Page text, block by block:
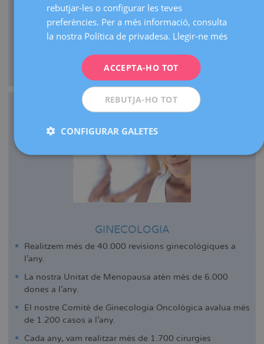
Com a centre de referència, fem més de 3.000 visites
d'embarassos d'alt risc a l'any.
Comptem amb una UCI neonatal de nivell III que atén
naixements de prematurs extrems de qualsevol edat
GINECOLOGIA
Realitzem més de 40.000 revisions ginecològiques a
l'any.
La nostra Unitat de Menopausa atén més de 6.000
dones a l'any.
El nostre Comitè de Ginecologia Oncològica avalua més
de 1.200 casos a l'any.
Cada any, vam realitzar més de 1.700 cirurgies
FRENCH
rebutjar-les o configurar les teves
preferències. Per a més informació, consulta
la nostra Política de privadesa. Llegir-ne més
ACCEPTA-HO TOT
REBUTJA-HO TOT
CONFIGURAR GALETES